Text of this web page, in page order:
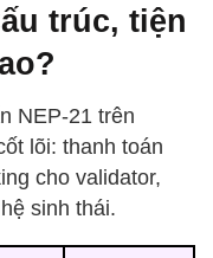
trúc, tiện
NEP-21 trên
lõi: thanh toán
cho validator,
sinh thái.